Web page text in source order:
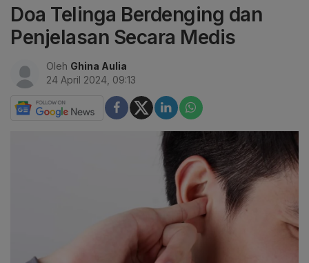
Doa Telinga Berdenging dan
Penjelasan Secara Medis
Oleh Ghina Aulia
24 April 2024, 09:13